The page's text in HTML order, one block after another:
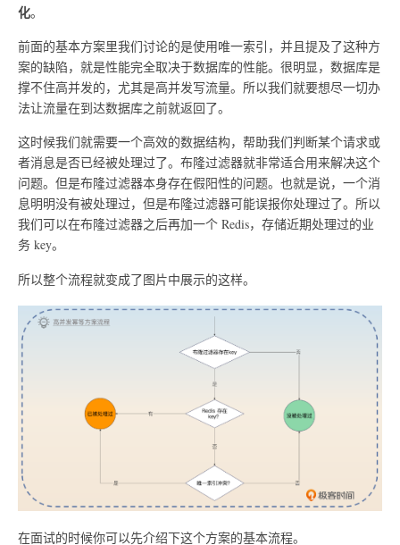
化。
前面的基本方案里我们讨论的是使用唯一索引，并且提及了这种方
案的缺陷，就是性能完全取决于数据库的性能。很明显，数据库是
撑不住高并发的，尤其是高并发写流量。所以我们就要想尽一切办
法让流量在到达数据库之前就返回了。
这时候我们就需要一个高效的数据结构，帮助我们判断某个请求或
者消息是否已经被处理过了。布隆过滤器就非常适合用来解决这个
问题。但是布隆过滤器本身存在假阳性的问题。也就是说，一个消
息明明没有被处理过，但是布隆过滤器可能误报你处理过了。所以
我们可以在布隆过滤器之后再加一个 Redis，存储近期处理过的业
务 key。
所以整个流程就变成了图片中展示的这样。
在面试的时候你可以先介绍下这个方案的基本流程。